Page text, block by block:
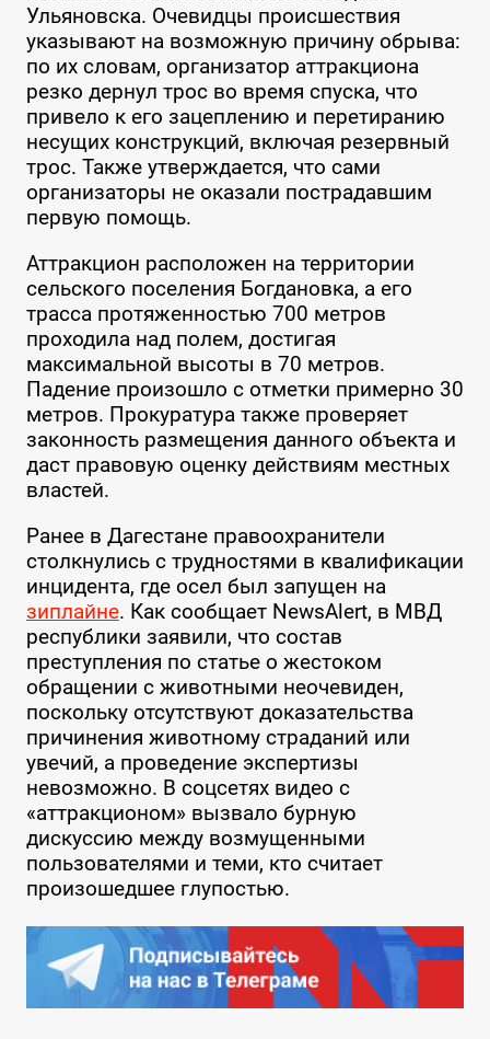
Ульяновска. Очевидцы происшествия
указывают на возможную причину обрыва:
по их словам, организатор аттракциона
резко дернул трос во время спуска, что
привело к его зацеплению и перетиранию
несущих конструкций, включая резервный
трос. Также утверждается, что сами
организаторы не оказали пострадавшим
первую помощь.
Аттракцион расположен на территории
сельского поселения Богдановка, а его
трасса протяженностью 700 метров
проходила над полем, достигая
максимальной высоты в 70 метров.
Падение произошло с отметки примерно 30
метров. Прокуратура также проверяет
законность размещения данного объекта и
даст правовую оценку действиям местных
властей.
Ранее в Дагестане правоохранители
столкнулись с трудностями в квалификации
инцидента, где осел был запущен на
зиплайне. Как сообщает NewsAlert, в МВД
республики заявили, что состав
преступления по статье о жестоком
обращении с животными неочевиден,
поскольку отсутствуют доказательства
причинения животному страданий или
увечий, а проведение экспертизы
невозможно. В соцсетях видео с
«аттракционом» вызвало бурную
дискуссию между возмущенными
пользователями и теми, кто считает
произошедшее глупостью.